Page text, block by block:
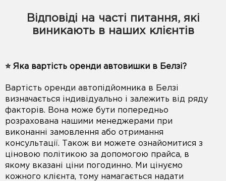
Відповіді на часті питання, які
виникають в наших клієнтів
⭐️ Яка вартість оренди автовишки в Белзі?
Вартість оренди автопідйомника в Белзі
визначається індивідуально і залежить від ряду
факторів. Вона може бути попередньо
розрахована нашими менеджерами при
виконанні замовлення або отримання
консультації. Також ви можете ознайомитися з
ціновою політикою за допомогою прайса, в
якому вказані ціни погодинно. Ми цінуємо
кожного клієнта, тому намагається надати